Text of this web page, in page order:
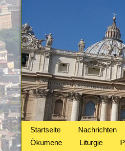
Startseite Nachrichten
Ökumene
Liturgie